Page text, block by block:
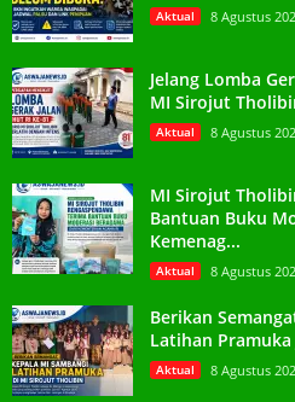
Aktual 8 Agustus
Jelang Lomba
MI Sirojut
Aktual 8 Agustus
MI Sirojut
Bantuan Buku
Kemenag...
Aktual 8 Agustus
Berikan
Latihan Pramuka
Aktual 8 Agustus